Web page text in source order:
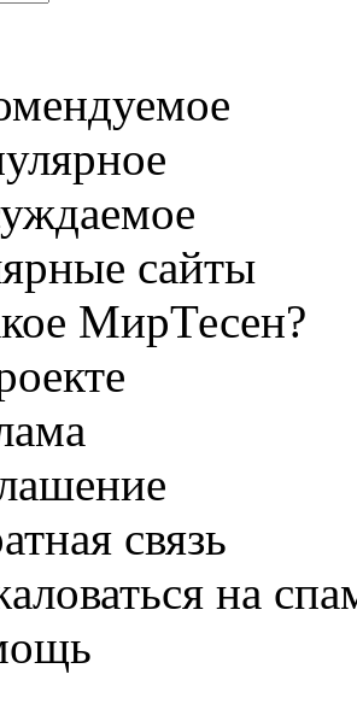
сайты
МирТесен?
связь
на